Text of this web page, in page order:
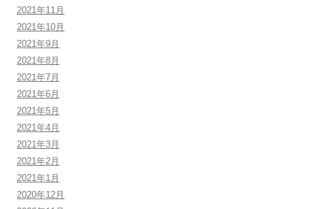
2021年11月
2021年10月
2021年9月
2021年8月
2021年7月
2021年6月
2021年5月
2021年4月
2021年3月
2021年2月
2021年1月
2020年12月